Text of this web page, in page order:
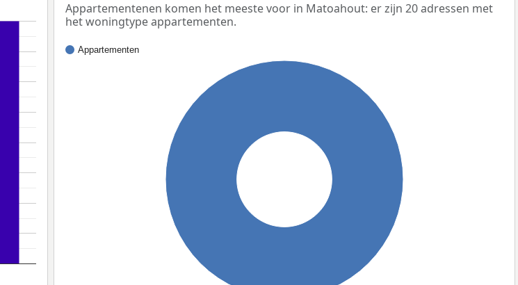
Appartementenen komen het meeste voor in Matoahout: er zijn 20 adressen met
het woningtype appartementen.
Appartementen